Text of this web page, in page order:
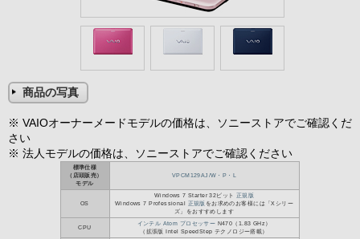
商品の写真
※ VAIOオーナーメードモデルの価格は、ソニーストアでご確認くだ
さい
※ 法人モデルの価格は、ソニーストアでご確認ください